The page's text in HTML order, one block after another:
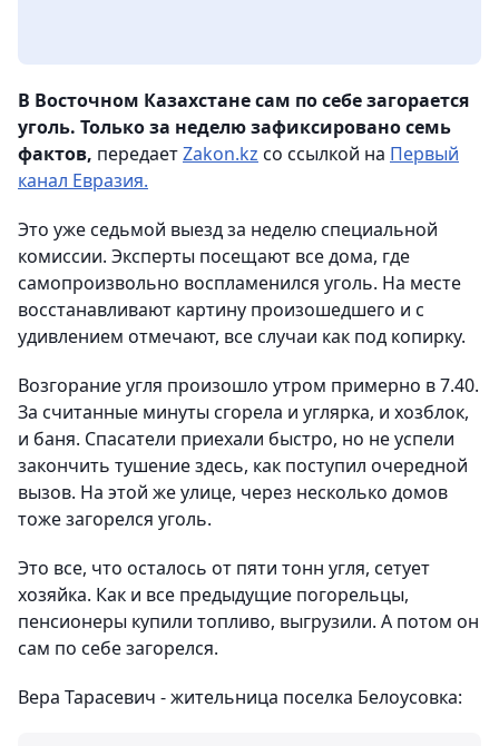
В Восточном Казахстане сам по себе загорается
уголь. Только за неделю зафиксировано семь
фактов, передаетZakon.kz со ссылкой на Первый
канал Евразия.
Это уже седьмой выезд за неделю специальной
комиссии. Эксперты посещают все дома, где
самопроизвольно воспламенился уголь. На месте
восстанавливают картину произошедшего и с
удивлением отмечают, все случаи как под копирку.
Возгорание угля произошло утром примерно в 7.40.
За считанные минуты сгорела и углярка, и хозблок,
и баня. Спасатели приехали быстро, но не успели
закончить тушение здесь, как поступил очередной
вызов. На этой же улице, через несколько домов
тоже загорелся уголь.
Это все, что осталось от пяти тонн угля, сетует
хозяйка. Как и все предыдущие погорельцы,
пенсионеры купили топливо, выгрузили. А потом он
сам по себе загорелся.
Вера Тарасевич - жительница поселка Белоусовка: